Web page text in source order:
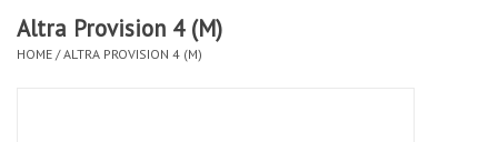
CLUBSHOPS
Altra Provision 4 (M)
HOME /ALTRA PROVISION 4 (M)